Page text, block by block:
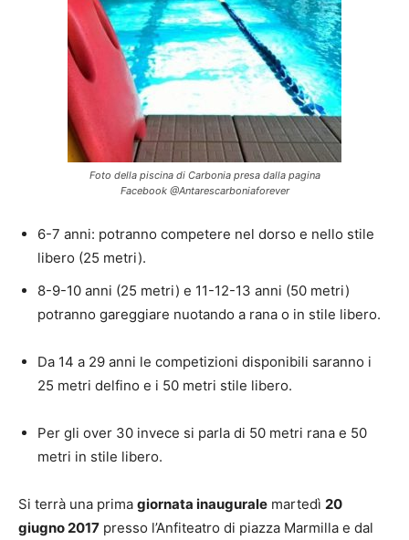
Foto della piscina di Carbonia presa dalla pagina
Facebook @Antarescarboniaforever
6-7 anni: potranno competere nel dorso e nello stile
libero (25 metri).
8-9-10 anni (25 metri) e 11-12-13 anni (50 metri)
potranno gareggiare nuotando a rana o in stile libero.
Da 14 a 29 anni le competizioni disponibili saranno i
25 metri delfino e i 50 metri stile libero.
Per gli over 30 invece si parla di 50 metri rana e 50
metri in stile libero.
Si terrà una prima giornata inaugurale martedì 20
giugno 2017 presso l’Anfiteatro di piazza Marmilla e dal